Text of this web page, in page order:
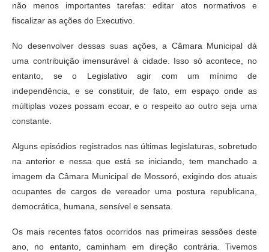
não menos importantes tarefas: editar atos normativos e
fiscalizar as ações do Executivo.
No desenvolver dessas suas ações, a Câmara Municipal dá
uma contribuição imensurável à cidade. Isso só acontece, no
entanto, se o Legislativo agir com um mínimo de
independência, e se constituir, de fato, em espaço onde as
múltiplas vozes possam ecoar, e o respeito ao outro seja uma
constante.
Alguns episódios registrados nas últimas legislaturas, sobretudo
na anterior e nessa que está se iniciando, tem manchado a
imagem da Câmara Municipal de Mossoró, exigindo dos atuais
ocupantes de cargos de vereador uma postura republicana,
democrática, humana, sensível e sensata.
Os mais recentes fatos ocorridos nas primeiras sessões deste
ano, no entanto, caminham em direção contrária. Tivemos